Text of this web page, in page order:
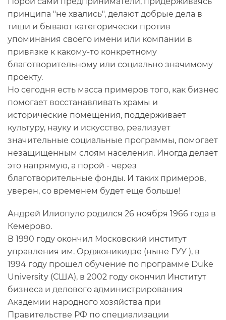
принципа "не хвались", делают добрые дела в
тиши и бывают категорически против
упоминания своего имени или компании в
привязке к какому-то конкретному
благотворительному или социально значимому
проекту.
Но сегодня есть масса примеров того, как бизнес
помогает восстанавливать храмы и
исторические помещения, поддерживает
культуру, науку и искусство, реализует
значительные социальные программы, помогает
незащищенным слоям населения. Иногда делает
это напрямую, а порой - через
благотворительные фонды. И таких примеров,
уверен, со временем будет еще больше!
Андрей Илиопуло родился 26 ноября 1966 года в
Кемерово.
В 1990 году окончил Московский институт
управления им. Орджоникидзе (ныне ГУУ ), в
1994 году прошел обучение по программе Duke
University (США), в 2002 году окончил Институт
бизнеса и делового администрирования
Академии народного хозяйства при
Правительстве РФ по специализации